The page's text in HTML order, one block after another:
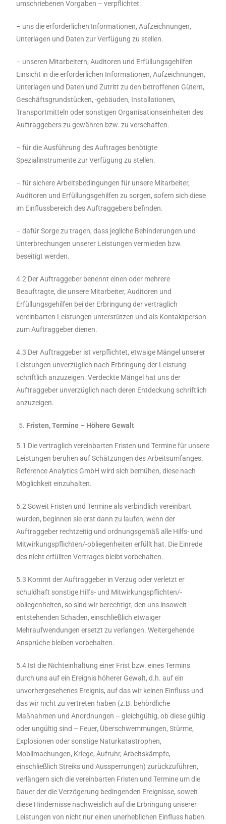
umschriebenen Vorgaben – verpflichtet:
– uns die erforderlichen Informationen, Aufzeichnungen,
Unterlagen und Daten zur Verfügung zu stellen.
– unseren Mitarbeitern, Auditoren und Erfüllungsgehilfen
Einsicht in die erforderlichen Informationen, Aufzeichnungen,
Unterlagen und Daten und Zutritt zu den betroffenen Gütern,
Geschäftsgrundstücken, -gebäuden, Installationen,
Transportmitteln oder sonstigen Organisationseinheiten des
Auftraggebers zu gewähren bzw. zu verschaffen.
– für die Ausführung des Auftrages benötigte
Spezialinstrumente zur Verfügung zu stellen.
– für sichere Arbeitsbedingungen für unsere Mitarbeiter,
Auditoren und Erfüllungsgehilfen zu sorgen, sofern sich diese
im Einflussbereich des Auftraggebers befinden.
– dafür Sorge zu tragen, dass jegliche Behinderungen und
Unterbrechungen unserer Leistungen vermieden bzw.
beseitigt werden.
4.2 Der Auftraggeber benennt einen oder mehrere
Beauftragte, die unsere Mitarbeiter, Auditoren und
Erfüllungsgehilfen bei der Erbringung der vertraglich
vereinbarten Leistungen unterstützen und als Kontaktperson
zum Auftraggeber dienen.
4.3 Der Auftraggeber ist verpflichtet, etwaige Mängel unserer
Leistungen unverzüglich nach Erbringung der Leistung
schriftlich anzuzeigen. Verdeckte Mängel hat uns der
Auftraggeber unverzüglich nach deren Entdeckung schriftlich
anzuzeigen.
Fristen, Termine – Höhere Gewalt
5.1 Die vertraglich vereinbarten Fristen und Termine für unsere
Leistungen beruhen auf Schätzungen des Arbeitsumfanges.
Reference Analytics GmbH wird sich bemühen, diese nach
Möglichkeit einzuhalten.
5.2 Soweit Fristen und Termine als verbindlich vereinbart
wurden, beginnen sie erst dann zu laufen, wenn der
Auftraggeber rechtzeitig und ordnungsgemäß alle Hilfs- und
Mitwirkungspflichten/-obliegenheiten erfüllt hat. Die Einrede
des nicht erfüllten Vertrages bleibt vorbehalten.
5.3 Kommt der Auftraggeber in Verzug oder verletzt er
schuldhaft sonstige Hilfs- und Mitwirkungspflichten/-
obliegenheiten, so sind wir berechtigt, den uns insoweit
entstehenden Schaden, einschließlich etwaiger
Mehraufwendungen ersetzt zu verlangen. Weitergehende
Ansprüche bleiben vorbehalten.
5.4 Ist die Nichteinhaltung einer Frist bzw. eines Termins
durch uns auf ein Ereignis höherer Gewalt, d.h. auf ein
unvorhergesehenes Ereignis, auf das wir keinen Einfluss und
das wir nicht zu vertreten haben (z.B. behördliche
Maßnahmen und Anordnungen – gleichgültig, ob diese gültig
oder ungültig sind – Feuer, Überschwemmungen, Stürme,
Explosionen oder sonstige Naturkatastrophen,
Mobilmachungen, Kriege, Aufruhr, Arbeitskämpfe,
einschließlich Streiks und Aussperrungen) zurückzuführen,
verlängern sich die vereinbarten Fristen und Termine um die
Dauer der die Verzögerung bedingenden Ereignisse, soweit
diese Hindernisse nachweislich auf die Erbringung unserer
Leistungen von nicht nur einen unerheblichen Einfluss haben.